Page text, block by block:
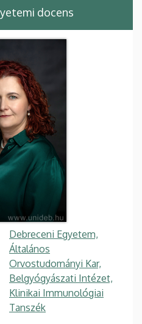
docens
Debreceni Egyetem,
Általános
Orvostudományi Kar,
Belgyógyászati Intézet,
Klinikai Immunológiai
Tanszék